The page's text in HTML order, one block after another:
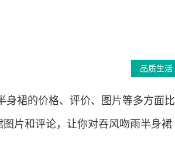
品质生活
身裙的价格、评价、图片等多方面比
片和评论，让你对吞风吻雨半身裙